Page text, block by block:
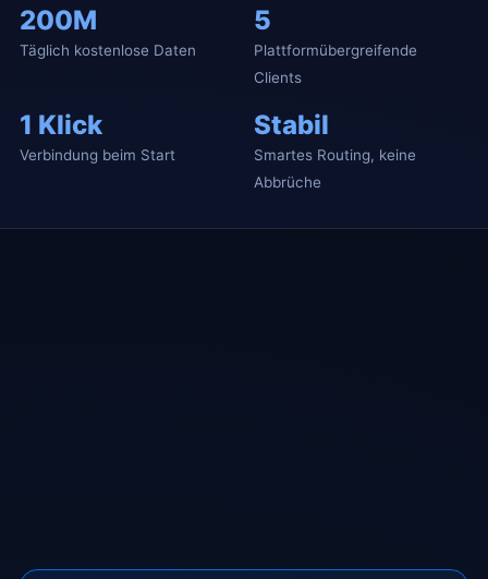
200M
Täglich kostenlose Daten
5
Plattformübergreifende
Clients
1 Klick
Verbindung beim Start
Stabil
Smartes Routing, keine
Abbrüche